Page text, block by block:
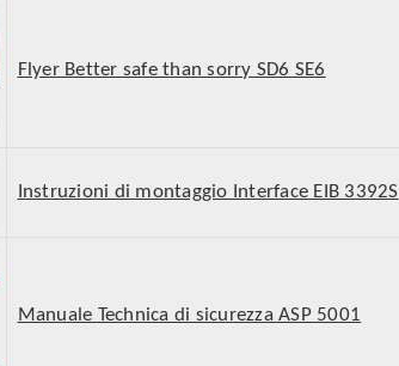
Flyer Better safe than sorry SD6 SE6
Instruzioni di montaggio Interface EIB 3392S
Manuale Technica di sicurezza ASP 5001